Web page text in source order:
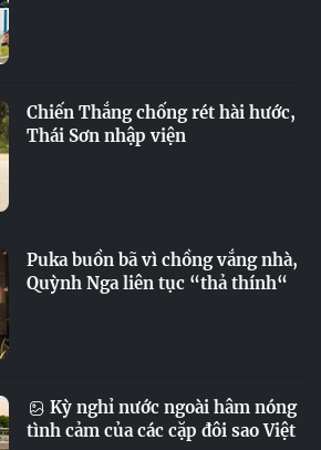
Chiến Thắng chống rét hài hước,
Thái Sơn nhập viện
Puka buồn bã vì chồng vắng nhà,
Quỳnh Nga liên tục “thả thính“
Kỳ nghỉ nước ngoài hâm nóng
tình cảm của các cặp đôi sao Việt